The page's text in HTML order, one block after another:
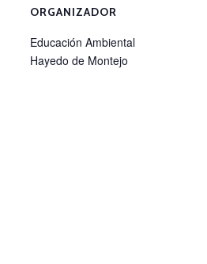
ORGANIZADOR
Educación Ambiental
Hayedo de Montejo